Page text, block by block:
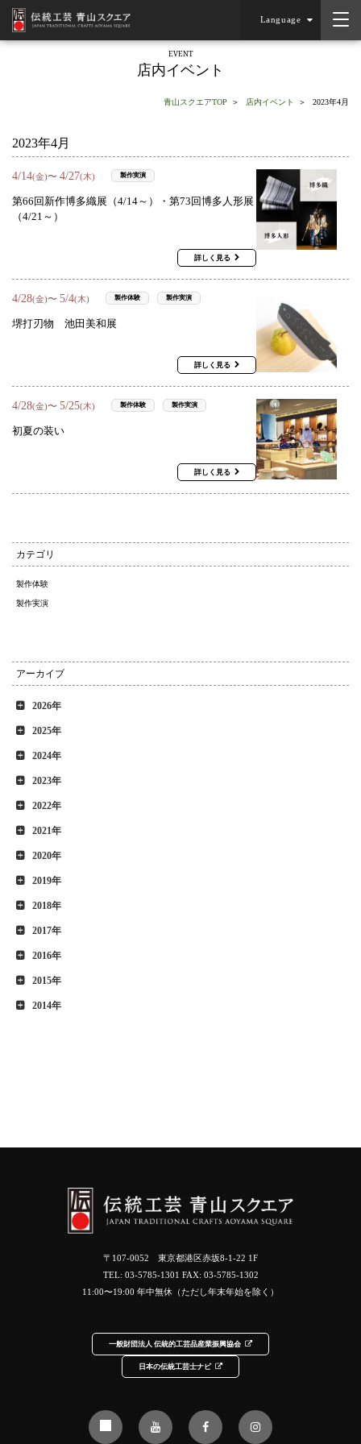
Language
EVENT
店内イベント
青山スクエアTOP 店内イベント 2023年4月
2023年4月
4/14(金)〜 4/27(木) 製作実演
第66回新作博多織展（4/14～）・第73回博多人形展
（4/21～）
詳しく見る
4/28(金)〜 5/4(木) 製作体験 製作実演
堺打刃物 池田美和展
詳しく見る
4/28(金)〜 5/25(木) 製作体験 製作実演
初夏の装い
詳しく見る
カテゴリ
製作体験
製作実演
アーカイブ
2026年
2025年
2024年
2023年
2022年
2021年
2020年
2019年
2018年
2017年
2016年
2015年
2014年
〒107-0052 東京都港区赤坂8-1-22 1F
TEL: 03-5785-1301 FAX: 03-5785-1302
11:00〜19:00 年中無休（ただし年末年始を除く）
一般財団法人 伝統的工芸品産業振興協会
日本の伝統工芸士ナビ